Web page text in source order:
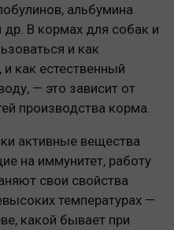
альбумина
В кормах для собак и
и как
как естественный
— это зависит от
производства корма.
активные вещества
на иммунитет, работу
свои свойства
температурах —
какой бывает при